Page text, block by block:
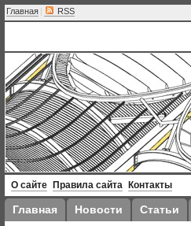
Главная | RSS
О сайте Правила сайта Контакты
Главная Новости Статьи